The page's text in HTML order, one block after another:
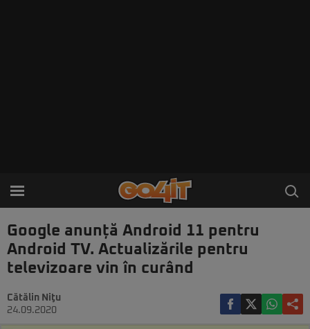
Google anunță Android 11 pentru
Android TV. Actualizările pentru
televizoare vin în curând
Cătălin Niţu
24.09.2020